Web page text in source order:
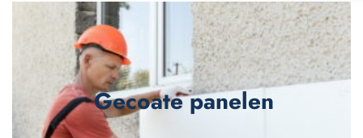
Gecoate panelen